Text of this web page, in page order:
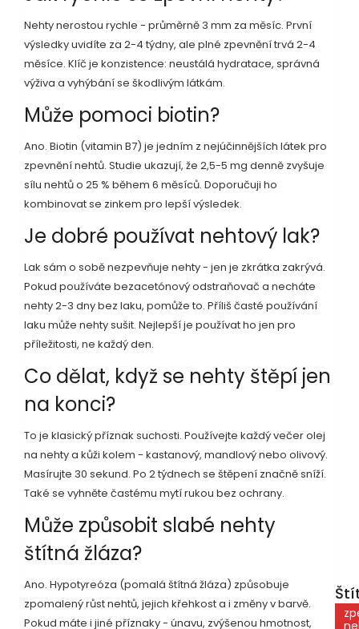
Nehty nerostou rychle - průměrně 3 mm za měsíc. První
výsledky uvidíte za 2-4 týdny, ale plné zpevnění trvá 2-4
měsíce. Klíč je konzistence: neustálá hydratace, správná
výživa a vyhýbání se škodlivým látkám.
Může pomoci biotin?
Ano. Biotin (vitamin B7) je jedním z nejúčinnějších látek pro
zpevnění nehtů. Studie ukazují, že 2,5-5 mg denně zvyšuje
sílu nehtů o 25 % během 6 měsíců. Doporučuji ho
kombinovat se zinkem pro lepší výsledek.
Je dobré používat nehtový lak?
Lak sám o sobě nezpevňuje nehty - jen je zkrátka zakrývá.
Pokud používáte bezacetónový odstraňovač a necháte
nehty 2-3 dny bez laku, pomůže to. Příliš časté používání
laku může nehty sušit. Nejlepší je používat ho jen pro
příležitosti, ne každý den.
Co dělat, když se nehty štěpí jen
na konci?
To je klasický příznak suchosti. Používejte každý večer olej
na nehty a kůži kolem - kastanový, mandlový nebo olivový.
Masírujte 30 sekund. Po 2 týdnech se štěpení značně sníží.
Také se vyhněte častému mytí rukou bez ochrany.
Může způsobit slabé nehty
štítná žláza?
Ano. Hypotyreóza (pomalá štítná žláza) způsobuje
zpomalený růst nehtů, jejich křehkost a i změny v barvě.
Pokud máte i jiné příznaky - únavu, zvýšenou hmotnost,